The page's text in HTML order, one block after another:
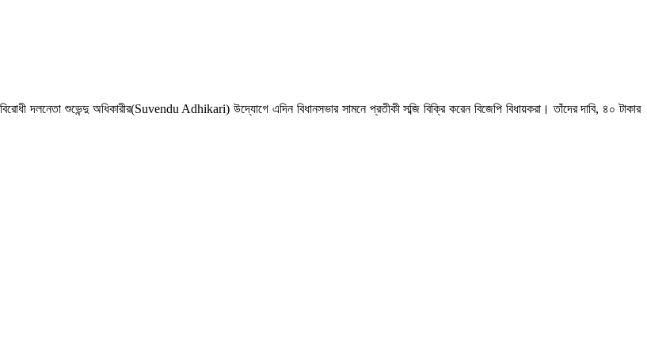
দলনেতা শুভেন্দু অধিকারীর(Suvendu Adhikari) উদ্যোগে এদিন বিধানসভার সামনে প্রতীকী সব্জি বিক্রি করেন বিজেপি বিধায়করা। তাঁদের দাবি, ৪০ টাকার